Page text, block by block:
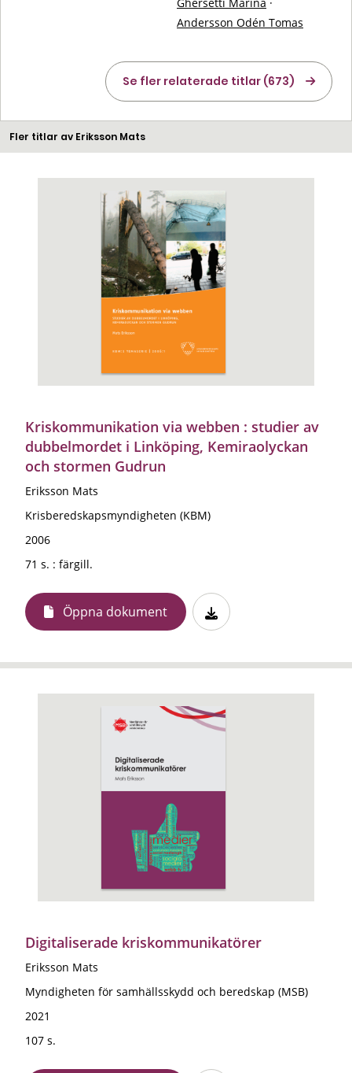
Andersson Odén Tomas
Se fler relaterade titlar (673)
Fler titlar av Eriksson Mats
Kriskommunikation via webben : studier av
dubbelmordet i Linköping, Kemiraolyckan
och stormen Gudrun
Eriksson Mats
Krisberedskapsmyndigheten (KBM)
2006
71 s. : färgill.
Öppna dokument
Digitaliserade kriskommunikatörer
Eriksson Mats
Myndigheten för samhällsskydd och beredskap (MSB)
2021
107 s.